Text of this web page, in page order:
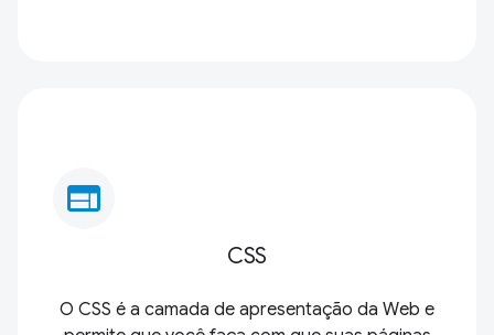
web
CSS
O CSS é a camada de apresentação da Web e